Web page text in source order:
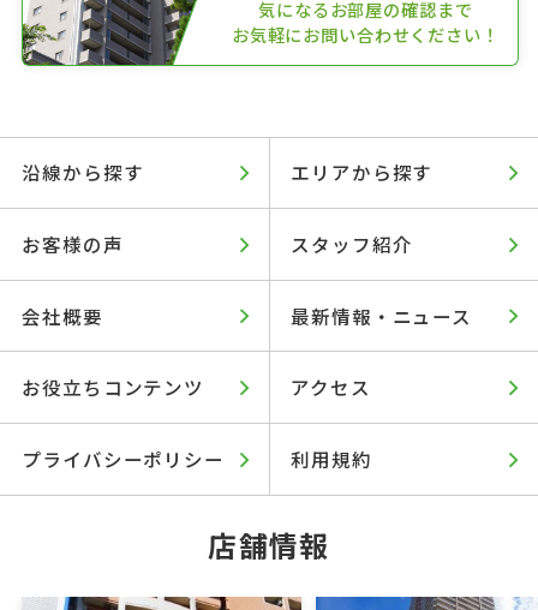
気になるお部屋の確認まで
お気軽にお問い合わせください！
沿線から探す エリアから探す
お客様の声 スタッフ紹介
会社概要 最新情報・ニュース
お役立ちコンテンツ アクセス
プライバシーポリシー 利用規約
店舗情報